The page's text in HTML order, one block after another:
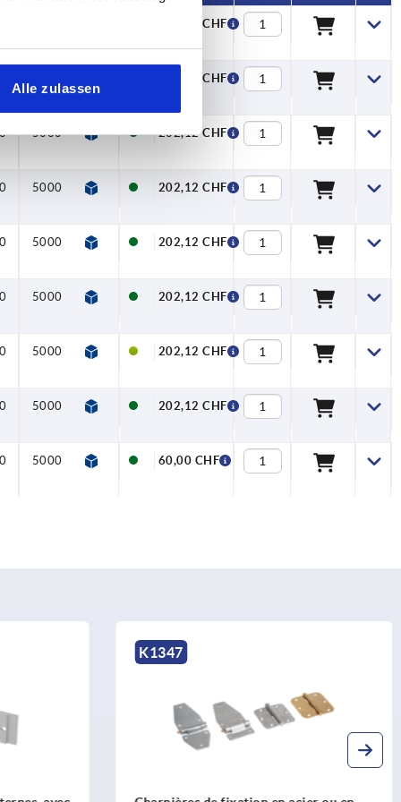
Alle zulassen
202,12 CHF
202,12 CHF
5000 202,12 CHF
5000 202,12 CHF
5000 202,12 CHF
5000 202,12 CHF
5000 202,12 CHF
5000 202,12 CHF
5000 60,00 CHF